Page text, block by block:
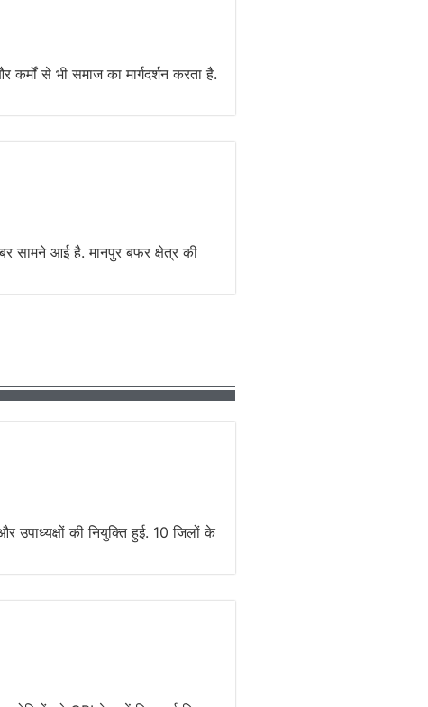
से भी समाज का मार्गदर्शन करता है.
सामने आई है. मानपुर बफर क्षेत्र की
उपाध्यक्षों की नियुक्ति हुई. 10 जिलों के